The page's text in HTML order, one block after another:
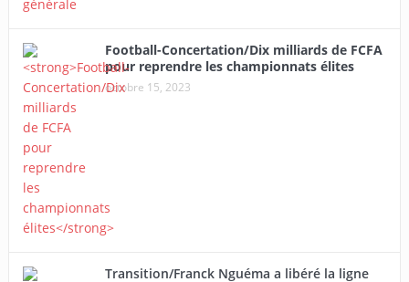
Football-Concertation/Dix milliards de FCFA
pour reprendre les championnats élites
octobre 15, 2023
Transition/Franck Nguéma a libéré la ligne